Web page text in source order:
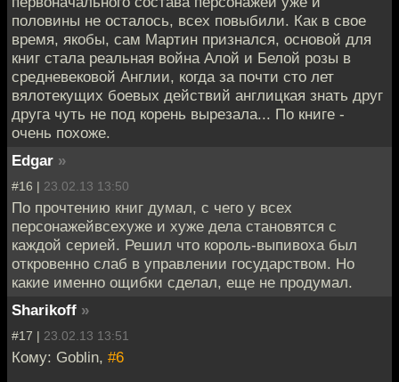
половины не осталось, всех повыбили. Как в свое
время, якобы, сам Мартин признался, основой для
книг стала реальная война Алой и Белой розы в
средневековой Англии, когда за почти сто лет
вялотекущих боевых действий англицкая знать друг
друга чуть не под корень вырезала... По книге -
очень похоже.
Edgar »
#16 | 23.02.13 13:50
По прочтению книг думал, с чего у всех
персонажейвсехуже и хуже дела становятся с
каждой серией. Решил что король-выпивоха был
откровенно слаб в управлении государством. Но
какие именно ощибки сделал, еще не продумал.
Sharikoff »
#17 | 23.02.13 13:51
Кому: Goblin, #6